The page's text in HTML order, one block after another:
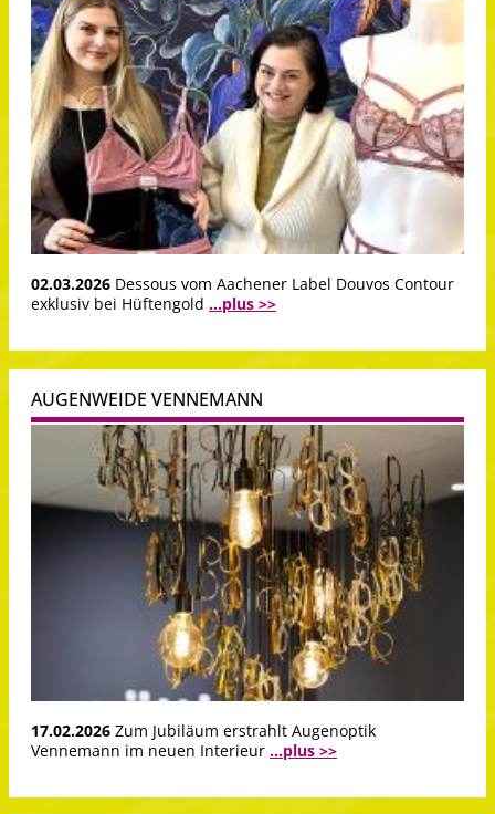
02.03.2026 Dessous vom Aachener Label Douvos Contour
exklusiv bei Hüftengold ...plus >>
AUGENWEIDE VENNEMANN
17.02.2026 Zum Jubiläum erstrahlt Augenoptik
Vennemann im neuen Interieur ...plus >>